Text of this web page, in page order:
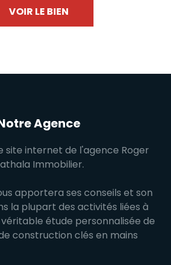
VOIR LE BIEN
Agence
site internet de l'agence Roger
Immobilier.
apportera ses conseils et son
la plupart des activités liées à
étude personnalisée de
construction clés en mains